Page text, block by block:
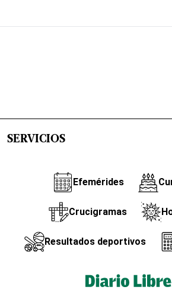
SERVICIOS
Efemérides
Crucigramas
Resultados deportivos